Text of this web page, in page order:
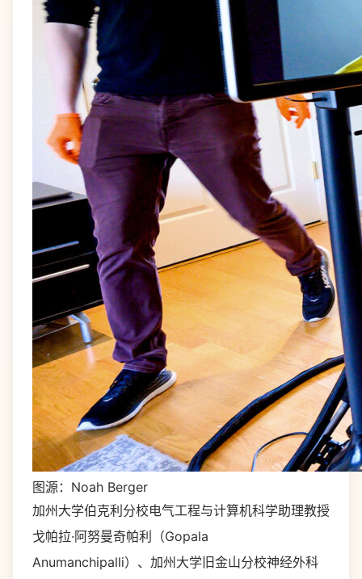
图源：Noah Berger
加州大学伯克利分校电气工程与计算机科学助理教授
戈帕拉·阿努曼奇帕利（Gopala
Anumanchipalli）、加州大学旧金山分校神经外科